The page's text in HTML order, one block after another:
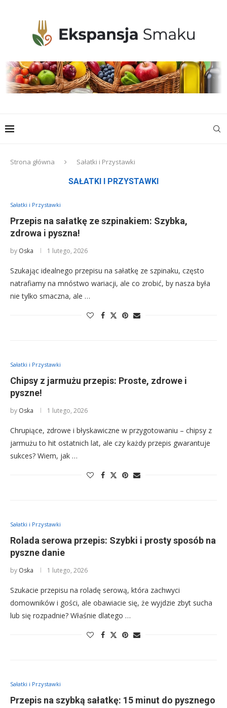
Strona główna Sałatki i Przystawki
SAŁATKI I PRZYSTAWKI
Sałatki i Przystawki
Przepis na sałatkę ze szpinakiem: Szybka,
zdrowa i pyszna!
by Oska 1 lutego, 2026
Szukając idealnego przepisu na sałatkę ze szpinaku, często
natrafiamy na mnóstwo wariacji, ale co zrobić, by nasza była
nie tylko smaczna, ale …
Sałatki i Przystawki
Chipsy z jarmużu przepis: Proste, zdrowe i
pyszne!
by Oska 1 lutego, 2026
Chrupiące, zdrowe i błyskawiczne w przygotowaniu – chipsy z
jarmużu to hit ostatnich lat, ale czy każdy przepis gwarantuje
sukces? Wiem, jak …
Sałatki i Przystawki
Rolada serowa przepis: Szybki i prosty sposób na
pyszne danie
by Oska 1 lutego, 2026
Szukacie przepisu na roladę serową, która zachwyci
domowników i gości, ale obawiacie się, że wyjdzie zbyt sucha
lub się rozpadnie? Właśnie dlatego …
Sałatki i Przystawki
Przepis na szybką sałatkę: 15 minut do pysznego